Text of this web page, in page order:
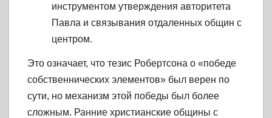
инструментом утверждения авторитета
Павла и связывания отдаленных общин с
центром.
Это означает, что тезис Робертсона о «победе
собственнических элементов» был верен по
сути, но механизм этой победы был более
сложным. Ранние христианские общины с